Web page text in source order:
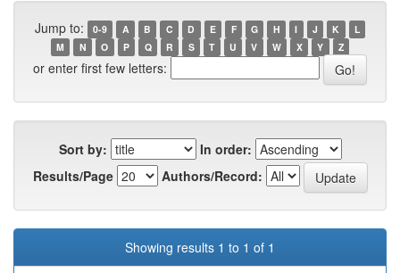
Jump to: 0-9 A B C D E F G H I J K
L
M
N O P Q R S T U V W X Y Z
or enter first few letters:
Sort by:
In order:
Results/Page
Authors/Record:
Showing results 1 to 1 of 1